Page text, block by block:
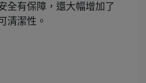
全有保障，還大幅增加了
清潔性。